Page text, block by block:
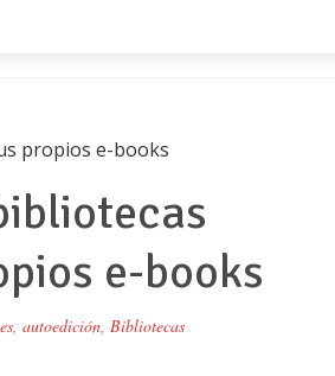
propios e-books
e-books
, autoedición, Bibliotecas